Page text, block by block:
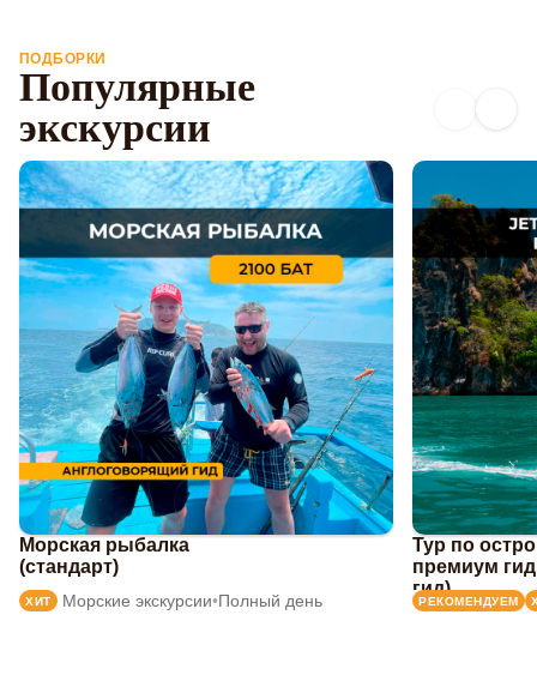
ПОДБОРКИ
Популярные
экскурсии
Морская рыбалка
(стандарт)
ХИТ Морские экскурсии•Полный день
Тур по
премиум
гид)
РЕКОМЕНДУЕМ